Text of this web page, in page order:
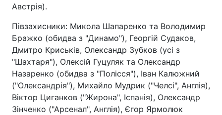
Австрія).
Півзахисники: Микола Шапаренко та Володимир
Бражко (обидва з "Динамо"), Георгій Судаков,
Дмитро Криськів, Олександр Зубков (усі з
"Шахтаря"), Олексій Гуцуляк та Олександр
Назаренко (обидва з "Полісся"), Іван Калюжний
("Олександрія"), Михайло Мудрик ("Челсі", Англія),
Віктор Циганков ("Жирона", Іспанія), Олександр
Зінченко ("Арсенал", Англія), Єгор Ярмолюк